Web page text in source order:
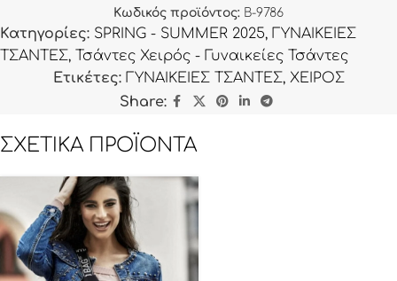
Κωδικός προϊόντος: B-9786
Κατηγορίες: SPRING - SUMMER 2025, ΓΥΝΑΙΚΕΙΕΣ
ΤΣΑΝΤΕΣ, Τσάντες Χειρός - Γυναικείες Τσάντες
Ετικέτες: ΓΥΝΑΙΚΕΙΕΣ ΤΣΑΝΤΕΣ, ΧΕΙΡΟΣ
Share:
ΣΧΕΤΙΚΆ ΠΡΟΪΌΝΤΑ